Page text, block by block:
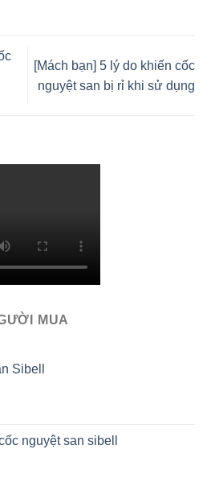
[Mách bạn] 5 lý do khiến cốc
nguyệt san bị rỉ khi sử dụng
MUA
Sibell
nguyệt san sibell